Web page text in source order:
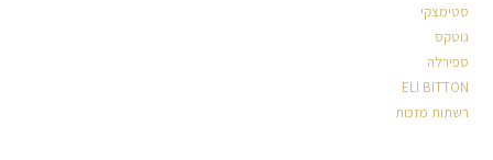
סטימצקי
גוטקס
ספירלה
ELI BITTON
רשתות מזכות